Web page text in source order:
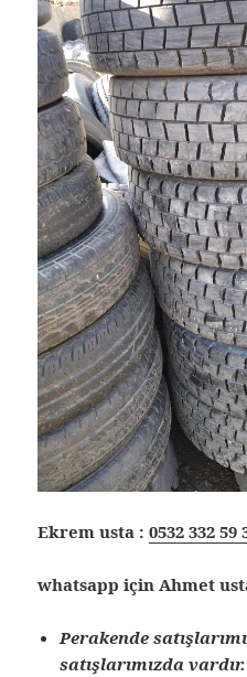
Ekrem usta :0532 332 59
whatsapp için Ahmet
Perakende
satışlarımızda